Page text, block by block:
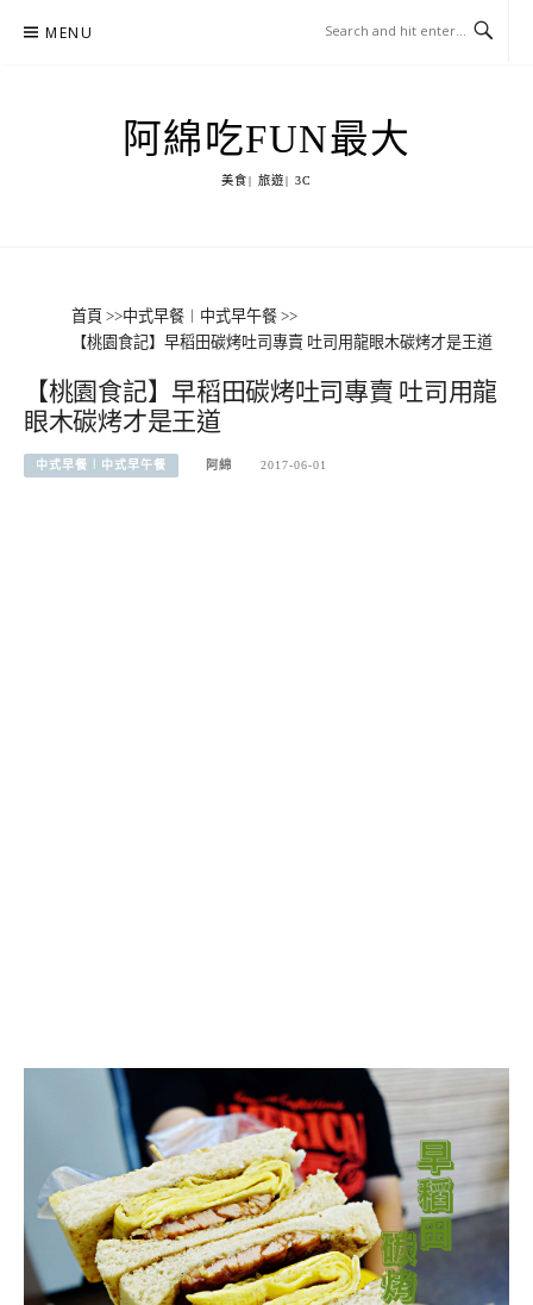
MENU
阿綿吃FUN最大
美食| 旅遊| 3C
首頁 >>中式早餐︱中式早午餐 >>
【桃園食記】早稻田碳烤吐司專賣 吐司用龍眼木碳烤才是王道
【桃園食記】早稻田碳烤吐司專賣 吐司用龍
眼木碳烤才是王道
中式早餐︱中式早午餐 阿綿 2017-06-01